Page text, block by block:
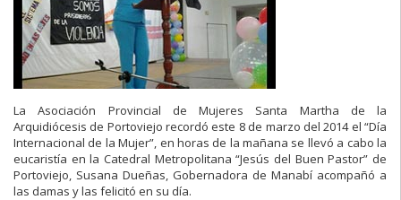
La Asociación Provincial de Mujeres Santa Martha de la
Arquidiócesis de Portoviejo recordó este 8 de marzo del 2014 el “Día
Internacional de la Mujer”, en horas de la mañana se llevó a cabo la
eucaristía en la Catedral Metropolitana “Jesús del Buen Pastor” de
Portoviejo, Susana Dueñas, Gobernadora de Manabí acompañó a
las damas y las felicitó en su día.